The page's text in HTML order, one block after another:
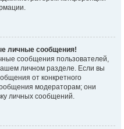
личные сообщения!
сообщения пользователей,
личном разделе. Если вы
от конкретного
модераторам; они
личных сообщений.